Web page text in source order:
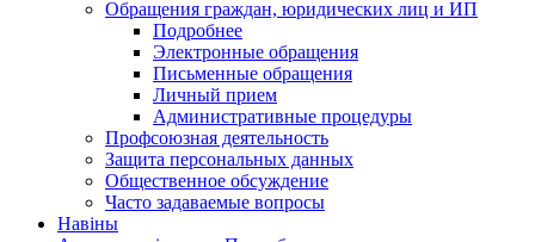
Обращения граждан, юридических лиц и ИП
Подробнее
Электронные обращения
Письменные обращения
Личный прием
Административные процедуры
Профсоюзная деятельность
Защита персональных данных
Общественное обсуждение
Часто задаваемые вопросы
Навіны